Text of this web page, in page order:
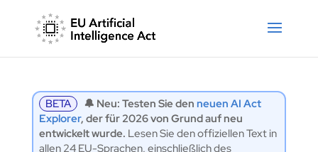
BETA 🔔 Neu: Testen Sie den neuen AI Act
Explorer, der für 2026 von Grund auf neu
entwickelt wurde. Lesen Sie den offiziellen Text in
allen 24 EU-Sprachen, einschließlich des